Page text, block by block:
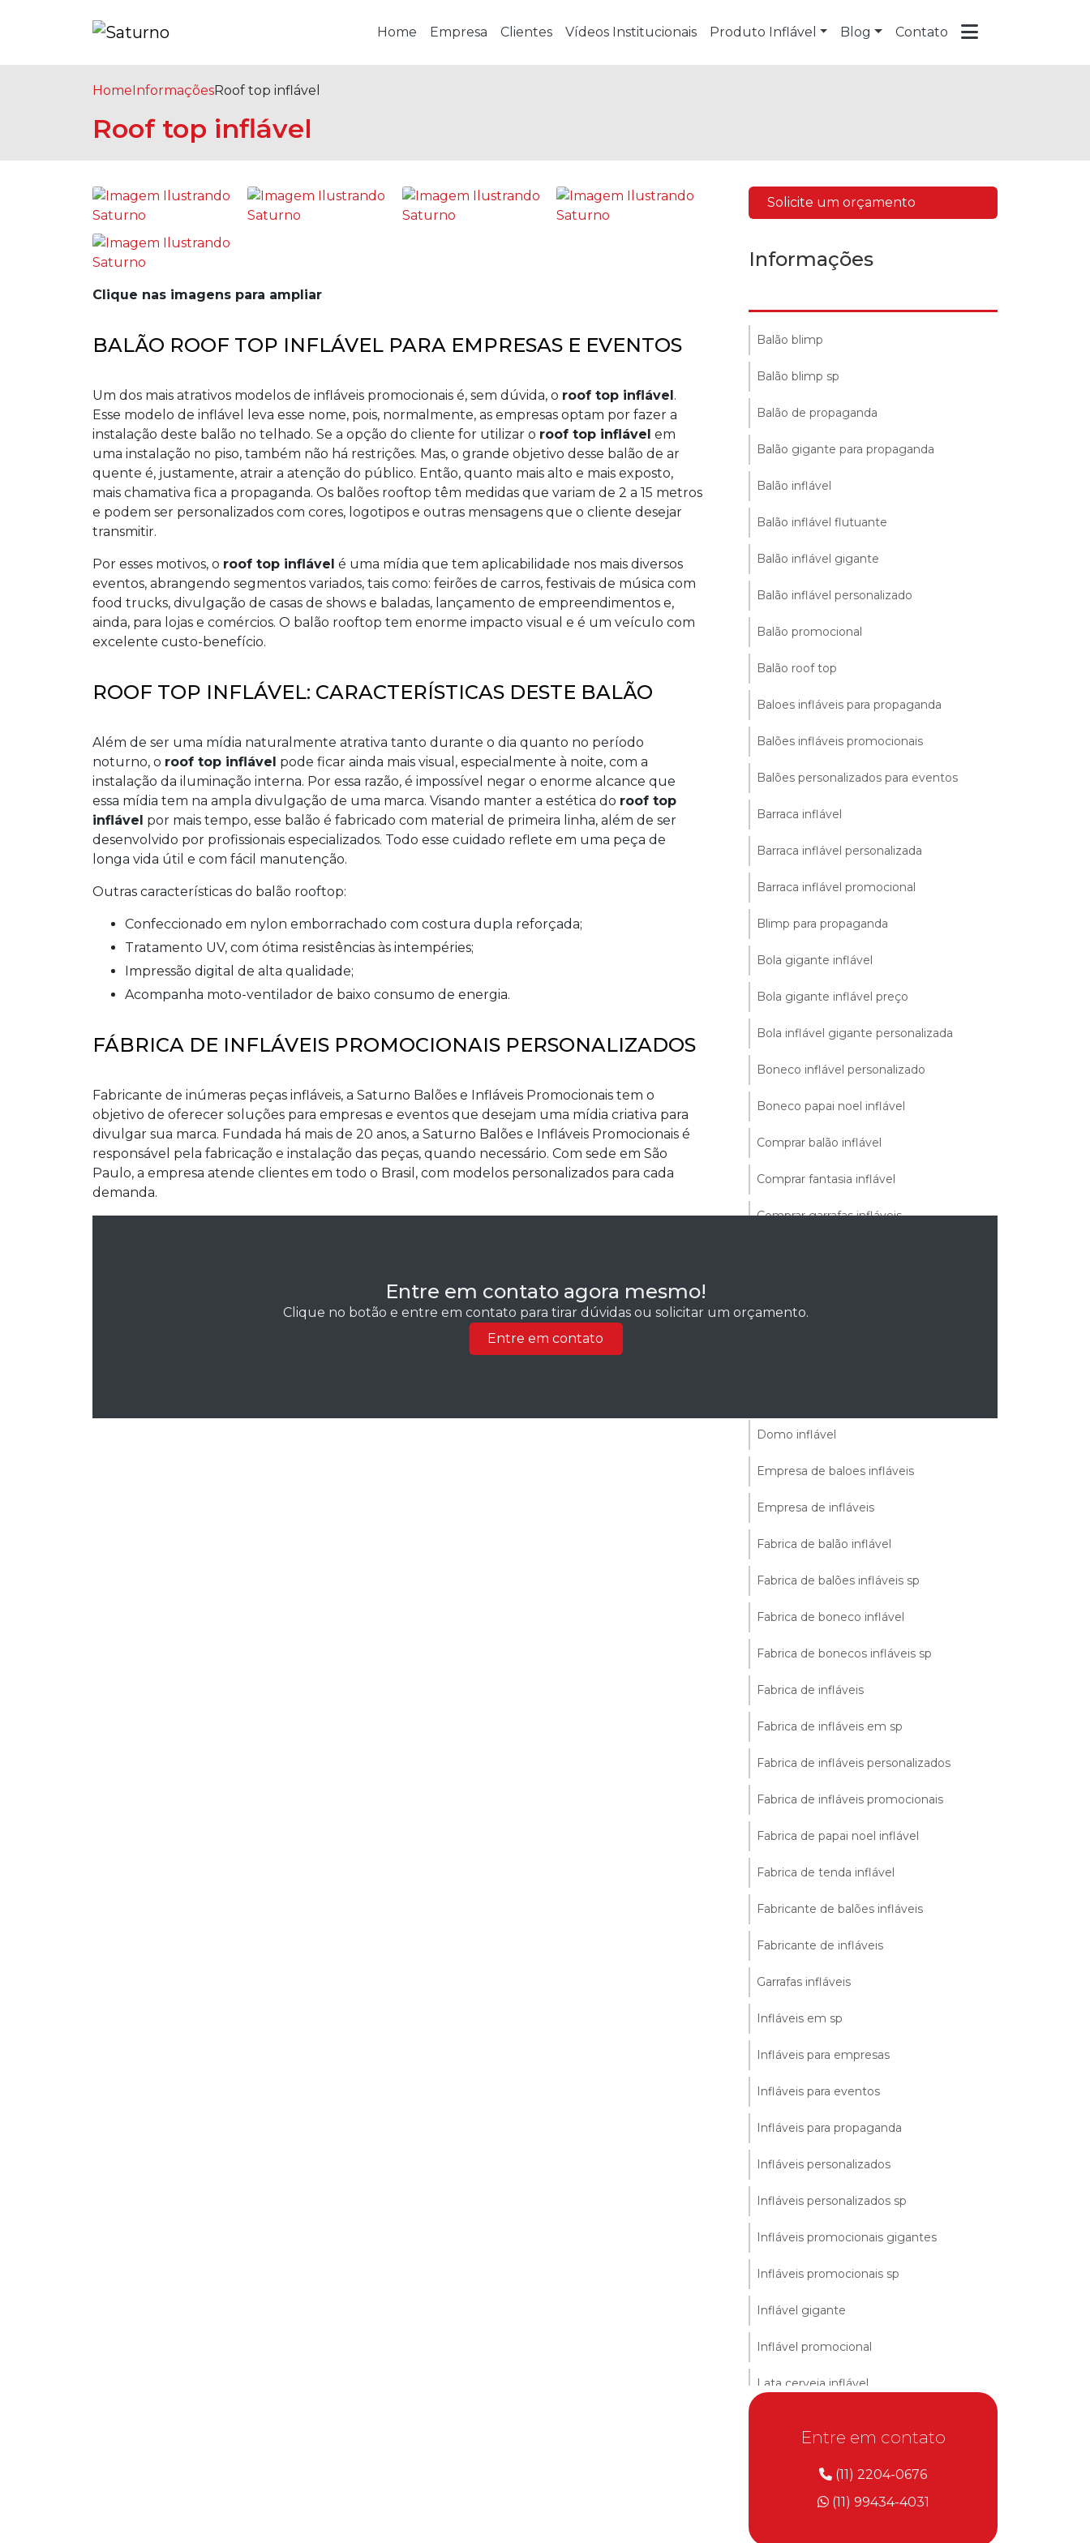
Home Empresa Clientes Vídeos Institucionais Produto Inflável Blog Contato
HomeInformaçõesRoof top inflável
Roof top inflável
Clique nas imagens para ampliar
BALÃO ROOF TOP INFLÁVEL PARA EMPRESAS E EVENTOS
Um dos mais atrativos modelos de infláveis promocionais é, sem dúvida, o roof top inflável.
Esse modelo de inflável leva esse nome, pois, normalmente, as empresas optam por fazer a
instalação deste balão no telhado. Se a opção do cliente for utilizar o roof top inflável em
uma instalação no piso, também não há restrições. Mas, o grande objetivo desse balão de ar
quente é, justamente, atrair a atenção do público. Então, quanto mais alto e mais exposto,
mais chamativa fica a propaganda. Os balões rooftop têm medidas que variam de 2 a 15 metros
e podem ser personalizados com cores, logotipos e outras mensagens que o cliente desejar
transmitir.
Por esses motivos, o roof top inflável é uma mídia que tem aplicabilidade nos mais diversos
eventos, abrangendo segmentos variados, tais como: feirões de carros, festivais de música com
food trucks, divulgação de casas de shows e baladas, lançamento de empreendimentos e,
ainda, para lojas e comércios. O balão rooftop tem enorme impacto visual e é um veículo com
excelente custo-benefício.
ROOF TOP INFLÁVEL: CARACTERÍSTICAS DESTE BALÃO
Além de ser uma mídia naturalmente atrativa tanto durante o dia quanto no período
noturno, o roof top inflável pode ficar ainda mais visual, especialmente à noite, com a
instalação da iluminação interna. Por essa razão, é impossível negar o enorme alcance que
essa mídia tem na ampla divulgação de uma marca. Visando manter a estética do roof top
inflável por mais tempo, esse balão é fabricado com material de primeira linha, além de ser
desenvolvido por profissionais especializados. Todo esse cuidado reflete em uma peça de
longa vida útil e com fácil manutenção.
Outras características do balão rooftop:
confeccionado em nylon emborrachado com costura dupla reforçada;
tratamento UV, com ótima resistências às intempéries;
impressão digital de alta qualidade;
acompanha moto-ventilador de baixo consumo de energia.
FÁBRICA DE INFLÁVEIS PROMOCIONAIS PERSONALIZADOS
Fabricante de inúmeras peças infláveis, a Saturno Balões e Infláveis Promocionais tem o
objetivo de oferecer soluções para empresas e eventos que desejam uma mídia criativa para
divulgar sua marca. Fundada há mais de 20 anos, a Saturno Balões e Infláveis Promocionais é
responsável pela fabricação e instalação das peças, quando necessário. Com sede em São
Paulo, a empresa atende clientes em todo o Brasil, com modelos personalizados para cada
demanda.
Entre em contato agora mesmo!
Clique no botão e entre em contato para tirar dúvidas ou solicitar um orçamento.
Entre em contato
Solicite um orçamento
Informações
Balão blimp
Balão blimp sp
Balão de propaganda
Balão gigante para propaganda
Balão inflável
Balão inflável flutuante
Balão inflável gigante
Balão inflável personalizado
Balão promocional
Balão roof top
Baloes infláveis para propaganda
Balões infláveis promocionais
Balões personalizados para eventos
Barraca inflável
Barraca inflável personalizada
Barraca inflável promocional
Blimp para propaganda
Bola gigante inflável
Bola gigante inflável preço
Bola inflável gigante personalizada
Boneco inflável personalizado
Boneco papai noel inflável
Comprar balão inflável
Comprar fantasia inflável
Comprar garrafas infláveis
Domo inflável
Empresa de baloes infláveis
Empresa de infláveis
Fabrica de balão inflável
Fabrica de balões infláveis sp
Fabrica de boneco inflável
Fabrica de bonecos infláveis sp
Fabrica de infláveis
Fabrica de infláveis em sp
Fabrica de infláveis personalizados
Fabrica de infláveis promocionais
Fabrica de papai noel inflável
Fabrica de tenda inflável
Fabricante de balões infláveis
Fabricante de infláveis
Garrafas infláveis
Infláveis em sp
Infláveis para empresas
Infláveis para eventos
Infláveis para propaganda
Infláveis personalizados
Infláveis personalizados sp
Infláveis promocionais gigantes
Infláveis promocionais sp
Inflável gigante
Inflável promocional
Lata cerveja inflável
Logomarca inflável
Entre em contato
(11) 2204-0676
(11) 99434-4031